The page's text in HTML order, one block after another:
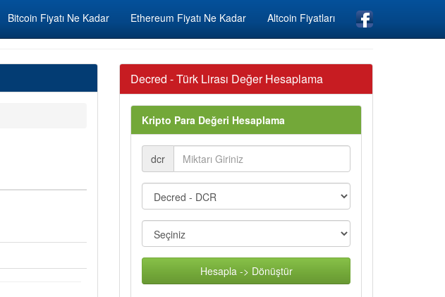
Bitcoin Fiyatı Ne Kadar Ethereum Fiyatı Ne Kadar Altcoin Fiyatları
Decred - Türk Lirası Değer Hesaplama
Kripto Para Değeri Hesaplama
dcr
Hesapla -> Dönüştür